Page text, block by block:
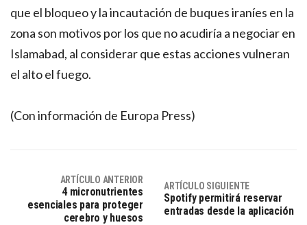
que el bloqueo y la incautación de buques iraníes en la
zona son motivos por los que no acudiría a negociar en
Islamabad, al considerar que estas acciones vulneran
el alto el fuego.
(Con información de Europa Press)
ARTÍCULO ANTERIOR
4 micronutrientes
esenciales para proteger
cerebro y huesos
ARTÍCULO SIGUIENTE
Spotify permitirá reservar
entradas desde la aplicación